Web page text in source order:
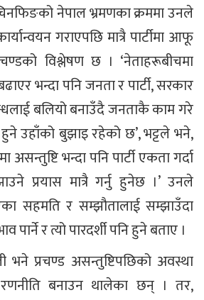
चिनफिङको नेपाल भ्रमणका क्रममा उनले
गराएपछि मात्रै पार्टीमा आफू
विश्लेषण छ । ‘नेताहरूबीचमा
भन्दा पनि जनता र पार्टी, सरकार
बलियो बनाउँदै जनताकै काम गरे
उहाँको बुझाइ रहेको छ’, भट्टले भने,
असन्तुष्टि भन्दा पनि पार्टी एकता गर्दा
प्रयास मात्रै गर्नु हुनेछ ।’ उनले
सहमति र सम्झौतालाई सम्झाउँदा
पार्ने र त्यो पारदर्शी पनि हुने बताए ।
भने प्रचण्ड असन्तुष्टिपछिको अवस्था
बनाउन थालेका छन् । तर,